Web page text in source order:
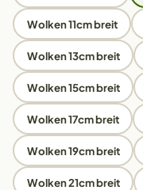
Wolken 11cm breit
Wolken 13cm breit
Wolken 15cm breit
Wolken 17cm breit
Wolken 19cm breit
Wolken 21cm breit